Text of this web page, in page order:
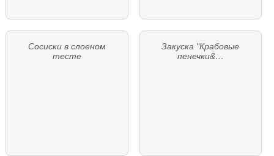
Сосиски в слоеном
тесте
Закуска "Крабовые
пенечки&…